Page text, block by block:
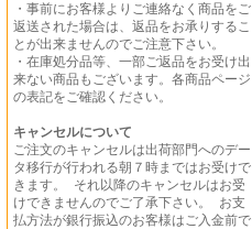
・事前にお客様よりご連絡なく商品をご
返送された場合は、返品をお承りするこ
とが出来ませんのでご注意下さい。
・在庫処分品等、一部ご返品をお受け出
来ない商品もございます。各商品ページ
の表記をご確認ください。
キャンセルについて
ご注文のキャンセルは出荷部門へのデー
タ移行が行われる朝７時まではお受けで
きます。 それ以降のキャンセルはお受
けできませんのでご了承下さい。 お支
払方法が銀行振込のお客様はご入金前で